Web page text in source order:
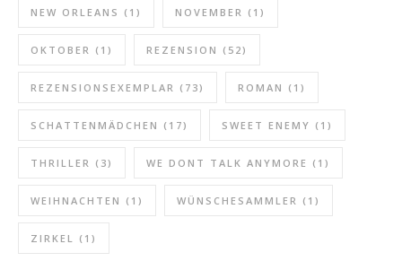
NEW ORLEANS (1) NOVEMBER (1)
OKTOBER (1) REZENSION (52)
REZENSIONSEXEMPLAR (73) ROMAN (1)
SCHATTENMÄDCHEN (17) SWEET ENEMY (1)
THRILLER (3) WE DONT TALK ANYMORE (1)
WEIHNACHTEN (1) WÜNSCHESAMMLER (1)
ZIRKEL (1)